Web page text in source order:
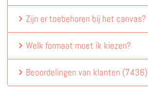
Zijn er toebehoren bij het canvas?
Welk formaat moet ik kiezen?
Beoordelingen van klanten (7436)